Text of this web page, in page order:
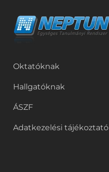
Oktatóknak
Hallgatóknak
ÁSZF
Adatkezelési tájékoztató